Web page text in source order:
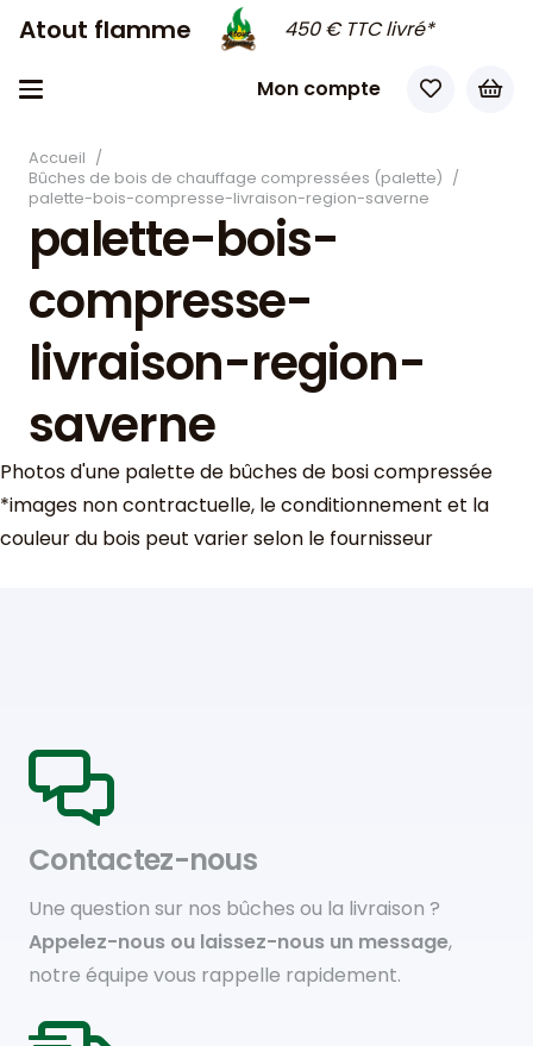
Atout flamme 450 € TTC livré*
Mon compte
Accueil /
Bûches de bois de chauffage compressées (palette) /
palette-bois-compresse-livraison-region-saverne
palette-bois-
compresse-
livraison-region-
saverne
Photos d'une palette de bûches de bosi compressée
*images non contractuelle, le conditionnement et la
couleur du bois peut varier selon le fournisseur
Contactez-nous
Une question sur nos bûches ou la livraison ?
Appelez-nous ou laissez-nous un message,
notre équipe vous rappelle rapidement.